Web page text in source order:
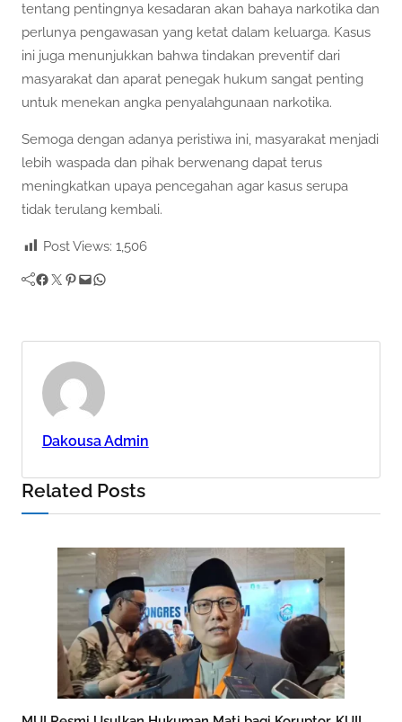
tentang pentingnya kesadaran akan bahaya narkotika dan
perlunya pengawasan yang ketat dalam keluarga. Kasus
ini juga menunjukkan bahwa tindakan preventif dari
masyarakat dan aparat penegak hukum sangat penting
untuk menekan angka penyalahgunaan narkotika.
Semoga dengan adanya peristiwa ini, masyarakat menjadi
lebih waspada dan pihak berwenang dapat terus
meningkatkan upaya pencegahan agar kasus serupa
tidak terulang kembali.
Post Views: 1,506
Facebook Twitter Pinterest Mail WhatsApp
Dakousa Admin
Related Posts